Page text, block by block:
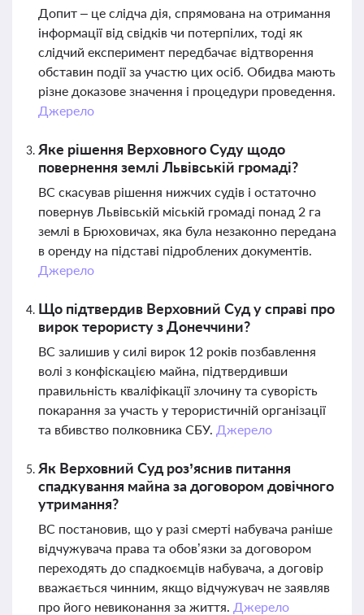
Допит – це слідча дія, спрямована на отримання
інформації від свідків чи потерпілих, тоді як
слідчий експеримент передбачає відтворення
обставин події за участю цих осіб. Обидва мають
різне доказове значення і процедури проведення.
Джерело
Яке рішення Верховного Суду щодо
повернення землі Львівській громаді?
ВС скасував рішення нижчих судів і остаточно
повернув Львівській міській громаді понад 2 га
землі в Брюховичах, яка була незаконно передана
в оренду на підставі підроблених документів.
Джерело
Що підтвердив Верховний Суд у справі про
вирок терористу з Донеччини?
ВС залишив у силі вирок 12 років позбавлення
волі з конфіскацією майна, підтвердивши
правильність кваліфікації злочину та суворість
покарання за участь у терористичній організації
та вбивство полковника СБУ. Джерело
Як Верховний Суд роз’яснив питання
спадкування майна за договором довічного
утримання?
ВС постановив, що у разі смерті набувача раніше
відчужувача права та обов’язки за договором
переходять до спадкоємців набувача, а договір
вважається чинним, якщо відчужувач не заявляв
про його невиконання за життя. Джерело